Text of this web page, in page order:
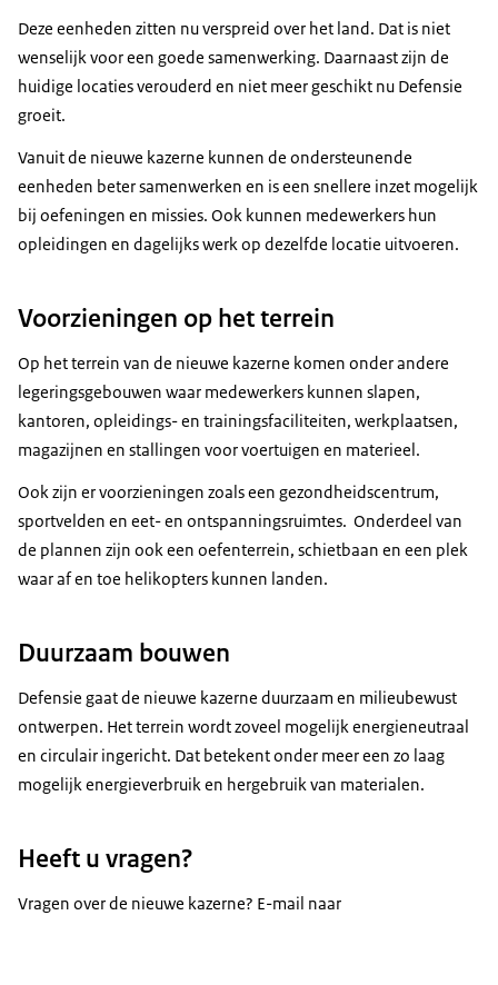
Deze eenheden zitten nu verspreid over het land. Dat is niet
wenselijk voor een goede samenwerking. Daarnaast zijn de
huidige locaties verouderd en niet meer geschikt nu Defensie
groeit.
Vanuit de nieuwe kazerne kunnen de ondersteunende
eenheden beter samenwerken en is een snellere inzet mogelijk
bij oefeningen en missies. Ook kunnen medewerkers hun
opleidingen en dagelijks werk op dezelfde locatie uitvoeren.
Voorzieningen op het terrein
Op het terrein van de nieuwe kazerne komen onder andere
legeringsgebouwen waar medewerkers kunnen slapen,
kantoren, opleidings- en trainingsfaciliteiten, werkplaatsen,
magazijnen en stallingen voor voertuigen en materieel.
Ook zijn er voorzieningen zoals een gezondheidscentrum,
sportvelden en eet- en ontspanningsruimtes. Onderdeel van
de plannen zijn ook een oefenterrein, schietbaan en een plek
waar af en toe helikopters kunnen landen.
Duurzaam bouwen
Defensie gaat de nieuwe kazerne duurzaam en milieubewust
ontwerpen. Het terrein wordt zoveel mogelijk energieneutraal
en circulair ingericht. Dat betekent onder meer een zo laag
mogelijk energieverbruik en hergebruik van materialen.
Heeft u vragen?
Vragen over de nieuwe kazerne? E-mail naar